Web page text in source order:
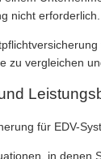
nicht erforderlich.
zu vergleichen
für EDV-
in denen